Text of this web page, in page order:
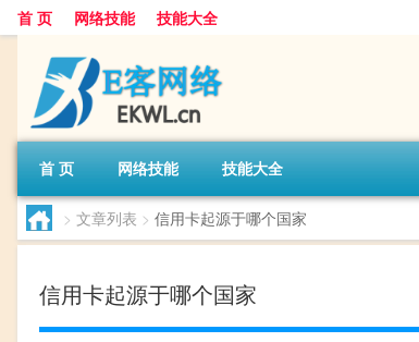
首 页 网络技能 技能大全
首 页 网络技能 技能大全
> 文章列表 > 信用卡起源于哪个国家
信用卡起源于哪个国家